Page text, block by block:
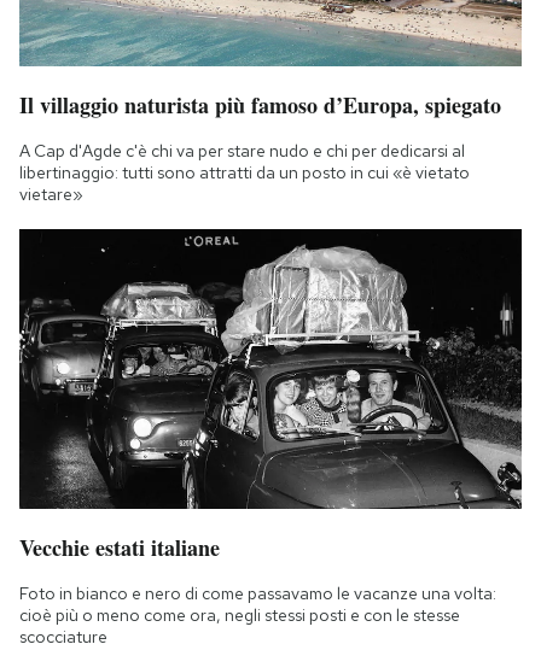
Il villaggio naturista più famoso d’Europa, spiegato
A Cap d'Agde c'è chi va per stare nudo e chi per dedicarsi al
libertinaggio: tutti sono attratti da un posto in cui «è vietato
vietare»
Vecchie estati italiane
Foto in bianco e nero di come passavamo le vacanze una volta:
cioè più o meno come ora, negli stessi posti e con le stesse
scocciature